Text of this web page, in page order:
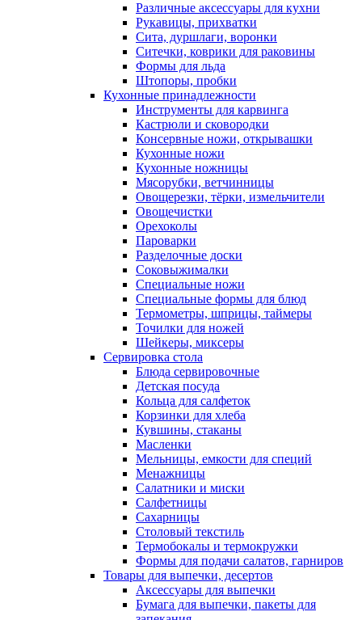
Различные аксессуары для кухни
Рукавицы, прихватки
Сита, дуршлаги, воронки
Ситечки, коврики для раковины
Формы для льда
Штопоры, пробки
Кухонные принадлежности
Инструменты для карвинга
Кастрюли и сковородки
Консервные ножи, открывашки
Кухонные ножи
Кухонные ножницы
Мясорубки, ветчинницы
Овощерезки, тёрки, измельчители
Овощечистки
Орехоколы
Пароварки
Разделочные доски
Соковыжималки
Специальные ножи
Специальные формы для блюд
Термометры, шприцы, таймеры
Точилки для ножей
Шейкеры, миксеры
Сервировка стола
Блюда сервировочные
Детская посуда
Кольца для салфеток
Корзинки для хлеба
Кувшины, стаканы
Масленки
Мельницы, емкости для специй
Менажницы
Салатники и миски
Салфетницы
Сахарницы
Столовый текстиль
Термобокалы и термокружки
Формы для подачи салатов, гарниров
Товары для выпечки, десертов
Аксессуары для выпечки
Бумага для выпечки, пакеты для